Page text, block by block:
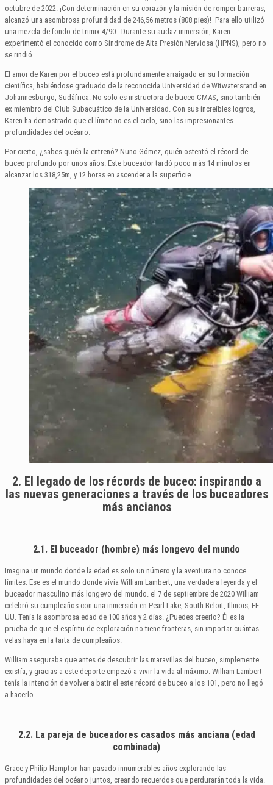
octubre de 2022. ¡Con determinación en su corazón y la misión de romper barreras,
alcanzó una asombrosa profundidad de 246,56 metros (808 pies)! Para ello utilizó
una mezcla de fondo de trimix 4/90. Durante su audaz inmersión, Karen
experimentó el conocido como Síndrome de Alta Presión Nerviosa (HPNS), pero no
se rindió.
El amor de Karen por el buceo está profundamente arraigado en su formación
científica, habiéndose graduado de la reconocida Universidad de Witwatersrand en
Johannesburgo, Sudáfrica. No solo es instructora de buceo CMAS, sino también
ex miembro del Club Subacuático de la Universidad. Con sus increíbles logros,
Karen ha demostrado que el límite no es el cielo, sino las impresionantes
profundidades del océano.
Por cierto, ¿sabes quién la entrenó? Nuno Gómez, quién ostentó el récord de
buceo profundo por unos años. Este buceador tardó poco más 14 minutos en
alcanzar los 318,25m, y 12 horas en ascender a la superficie.
2. El legado de los récords de buceo: inspirando a
las nuevas generaciones a través de los buceadores
más ancianos
2.1. El buceador (hombre) más longevo del mundo
Imagina un mundo donde la edad es solo un número y la aventura no conoce
límites. Ese es el mundo donde vivía William Lambert, una verdadera leyenda y el
buceador masculino más longevo del mundo. el 7 de septiembre de 2020 William
celebró su cumpleaños con una inmersión en Pearl Lake, South Beloit, Illinois, EE.
UU. Tenía la asombrosa edad de 100 años y 2 días. ¿Puedes creerlo? Él es la
prueba de que el espíritu de exploración no tiene fronteras, sin importar cuántas
velas haya en la tarta de cumpleaños.
William aseguraba que antes de descubrir las maravillas del buceo, simplemente
existía, y gracias a este deporte empezó a vivir la vida al máximo. William Lambert
tenía la intención de volver a batir el este récord de buceo a los 101, pero no llegó
a hacerlo.
2.2. La pareja de buceadores casados más anciana (edad
combinada)
Grace y Philip Hampton han pasado innumerables años explorando las
profundidades del océano juntos, creando recuerdos que perdurarán toda la vida.